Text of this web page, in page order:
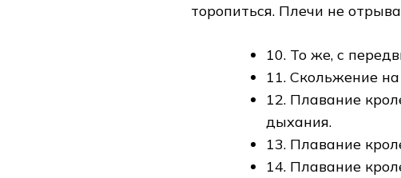
торопиться. Плечи не
10. То же, с
11. Скольжение
12. Плавание
дыхания.
13. Плавание
14. Плавание